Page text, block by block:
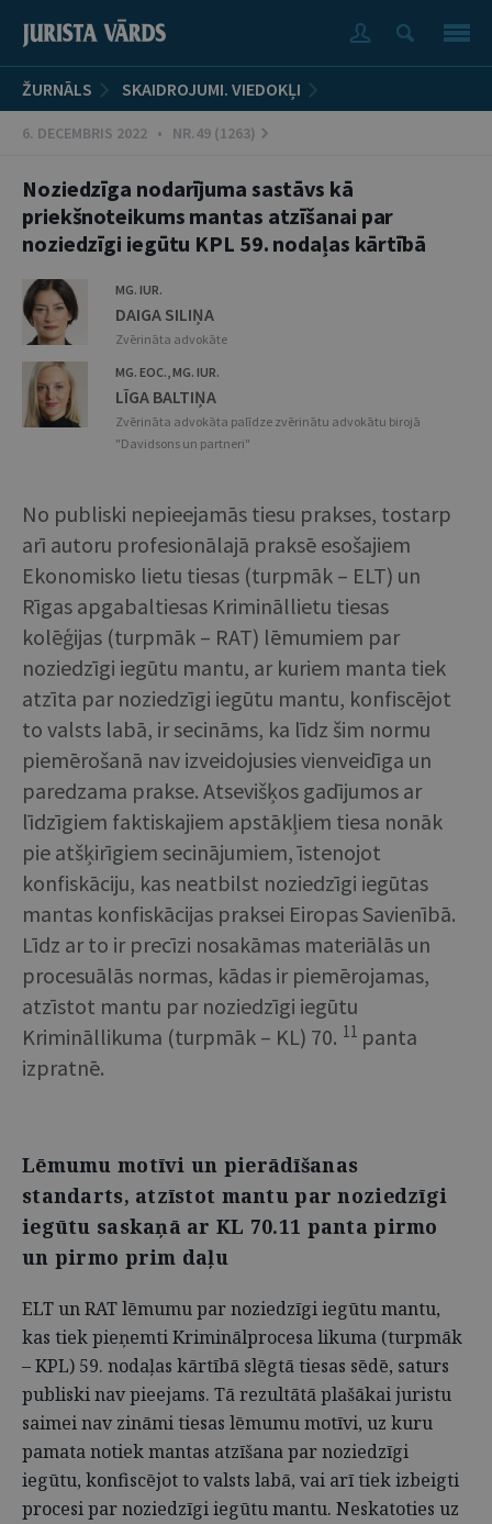
ŽURNĀLS SKAIDROJUMI. VIEDOKĻI
6. DECEMBRIS 2022 • NR.49 (1263)
Noziedzīga nodarījuma sastāvs kā
priekšnoteikums mantas atzīšanai par
noziedzīgi iegūtu KPL 59. nodaļas kārtībā
MG. IUR.
DAIGA SILIŅA
Zvērināta advokāte
MG. EOC., MG. IUR.
LĪGA BALTIŅA
Zvērināta advokāta palīdze zvērinātu advokātu birojā
"Davidsons un partneri"
No publiski nepieejamās tiesu prakses, tostarp
arī autoru profesionālajā praksē esošajiem
Ekonomisko lietu tiesas (turpmāk – ELT) un
Rīgas apgabaltiesas Krimināllietu tiesas
kolēģijas (turpmāk – RAT) lēmumiem par
noziedzīgi iegūtu mantu, ar kuriem manta tiek
atzīta par noziedzīgi iegūtu mantu, konfiscējot
to valsts labā, ir secināms, ka līdz šim normu
piemērošanā nav izveidojusies vienveidīga un
paredzama prakse. Atsevišķos gadījumos ar
līdzīgiem faktiskajiem apstākļiem tiesa nonāk
pie atšķirīgiem secinājumiem, īstenojot
konfiskāciju, kas neatbilst noziedzīgi iegūtas
mantas konfiskācijas praksei Eiropas Savienībā.
Līdz ar to ir precīzi nosakāmas materiālās un
procesuālās normas, kādas ir piemērojamas,
atzīstot mantu par noziedzīgi iegūtu
Krimināllikuma (turpmāk – KL) 70. 11 panta
izpratnē.
Lēmumu motīvi un pierādīšanas
standarts, atzīstot mantu par noziedzīgi
iegūtu saskaņā ar KL 70.11 panta pirmo
un pirmo prim daļu
ELT un RAT lēmumu par noziedzīgi iegūtu mantu,
kas tiek pieņemti Kriminālprocesa likuma (turpmāk
– KPL) 59. nodaļas kārtībā slēgtā tiesas sēdē, saturs
publiski nav pieejams. Tā rezultātā plašākai juristu
saimei nav zināmi tiesas lēmumu motīvi, uz kuru
pamata notiek mantas atzīšana par noziedzīgi
iegūtu, konfiscējot to valsts labā, vai arī tiek izbeigti
procesi par noziedzīgi iegūtu mantu. Neskatoties uz